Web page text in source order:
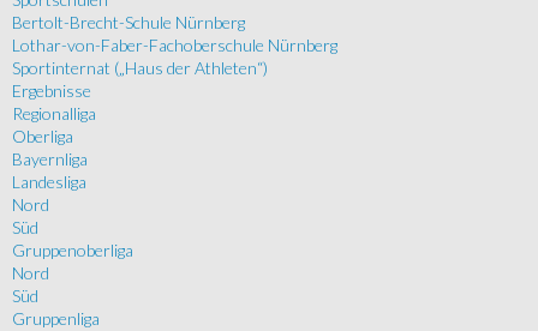
Bertolt-Brecht-Schule Nürnberg
Lothar-von-Faber-Fachoberschule Nürnberg
Sportinternat („Haus der Athleten“)
Ergebnisse
Regionalliga
Oberliga
Bayernliga
Landesliga
Nord
Süd
Gruppenoberliga
Nord
Süd
Gruppenliga